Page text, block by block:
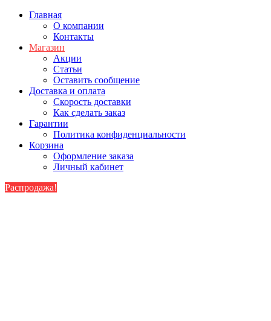
Главная
О компании
Контакты
Магазин
Акции
Статьи
Оставить сообщение
Доставка и оплата
Скорость доставки
Как сделать заказ
Гарантии
Политика конфиденциальности
Корзина
Оформление заказа
Личный кабинет
Распродажа!